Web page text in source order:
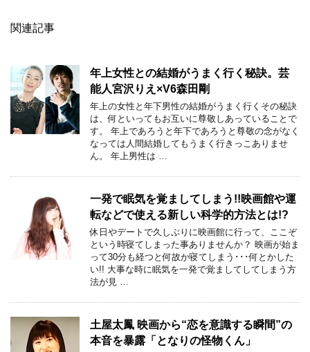
関連記事
年上女性との結婚がうまく行く秘訣。芸
能人宮沢りえ×V6森田剛
年上の女性と年下男性の結婚がうまく行くその秘訣
は、何といってもお互いに尊敬しあっていることで
す。 年上であろうと年下であろうと尊敬の念がなく
なっては人間結婚してもうまく行きっこありませ
ん。 年上男性は …
一発で眠気を覚ましてしまう!!映画館や運
転などで使える新しい科学的方法とは!?
休日やデートで久しぶりに映画館に行って、ここぞ
という時寝てしまった事ありませんか？ 映画が始ま
って30分も経つと何故か寝てしまう･･･何とかした
い!! 大事な時に眠気を一発で覚ましてしてしまう方
法が見 …
土屋太鳳 映画から“恋を意識する瞬間”の
本音を暴露「となりの怪物くん」